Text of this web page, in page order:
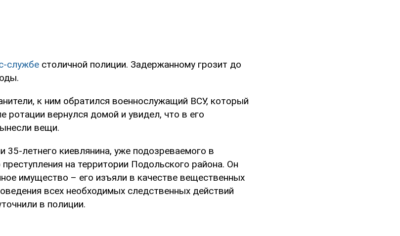
службе столичной полиции. Задержанному грозит до
к ним обратился военнослужащий ВСУ, который
ротации вернулся домой и увидел, что в его
вещи.
35-летнего киевлянина, уже подозреваемого в
на территории Подольского района. Он
имущество – его изъяли в качестве вещественных
всех необходимых следственных действий
в полиции.